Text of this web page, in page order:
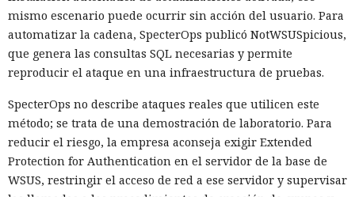
mismo escenario puede ocurrir sin acción del usuario. Para
automatizar la cadena, SpecterOps publicó NotWSUSpicious,
que genera las consultas SQL necesarias y permite
reproducir el ataque en una infraestructura de pruebas.
SpecterOps no describe ataques reales que utilicen este
método; se trata de una demostración de laboratorio. Para
reducir el riesgo, la empresa aconseja exigir Extended
Protection for Authentication en el servidor de la base de
WSUS, restringir el acceso de red a ese servidor y supervisar